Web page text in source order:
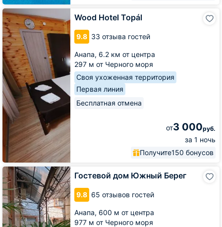
Wood Hotel Topál
9.8 33 отзыва гостей
Анапа, 6.2 км от центра
297 м от Черного моря
Своя ухоженная территория
Первая линия
Бесплатная отмена
от3 000руб.
за 1 ночь
Получите150 бонусов
Wood
Hotel
Topál
Гостевой дом Южный Берег
9.8 65 отзывов гостей
Анапа, 600 м от центра
977 м от Черного моря
Гостевой
дом
Южный
Берег